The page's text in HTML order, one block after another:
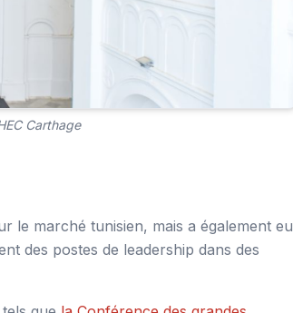
Carthage
le marché tunisien, mais a également eu
des postes de leadership dans des